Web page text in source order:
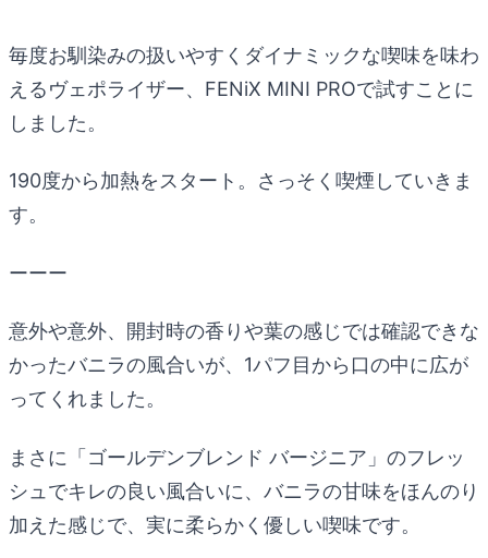
毎度お馴染みの扱いやすくダイナミックな喫味を味わ
えるヴェポライザー、FENiX MINI PROで試すことに
しました。
190度から加熱をスタート。さっそく喫煙していきま
す。
ーーー
意外や意外、開封時の香りや葉の感じでは確認できな
かったバニラの風合いが、1パフ目から口の中に広が
ってくれました。
まさに「ゴールデンブレンド バージニア」のフレッ
シュでキレの良い風合いに、バニラの甘味をほんのり
加えた感じで、実に柔らかく優しい喫味です。